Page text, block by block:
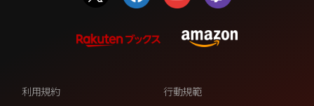
利用規約 行動規範